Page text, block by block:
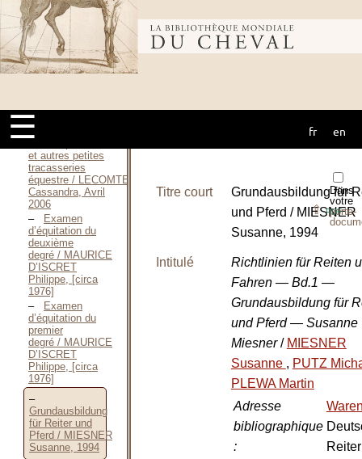
Bibliothèque
mondiale du
cheval
☰ fr en
d’équitation / LAURENS
DE SAINT-
MARTIN
François DE, S.
D.
Galop 5 et
Cassandra,
Novembre 2006
et autres petites
tracasseries
équestre / LECOMTE
Cassandra, Avril
2006
Examen
d’équitation du
deuxième
degré / MAURICE
D’ISCRET
Philippe, [circa
1976]
Examen
d’équitation du
premier
degré / MAURICE
D’ISCRET
Philippe, [circa
1976]
Grundausbildung
für Reiter und
Pferd / MIESNER
Susanne, 1994
Dans
votre
porte-
⇪PDF
Titre court
Grundausbildung für
und Pferd / MIESNER
Susanne, 1994
Intitulé
Richtlinien für Reiten
Fahren — Bd.1 —
Grundausbildung für
und Pferd — Susanne
Miesner/ MIESNER
Susanne , PUTZ
PLEWA Martin
Adresse
bibliographique
: